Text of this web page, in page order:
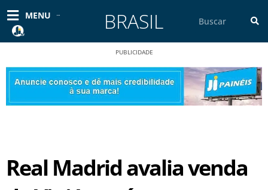
para
conteúdo
MENU BRASIL
PUBLICIDADE
Real Madrid avalia venda